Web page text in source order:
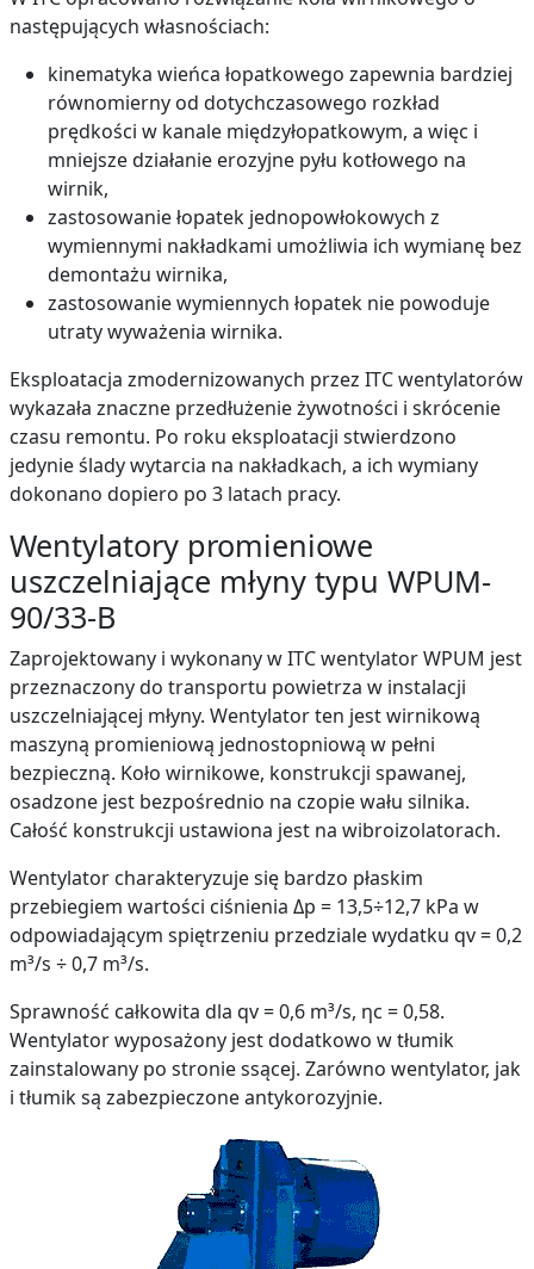
następujących własnościach:
kinematyka wieńca łopatkowego zapewnia bardziej
równomierny od dotychczasowego rozkład
prędkości w kanale międzyłopatkowym, a więc i
mniejsze działanie erozyjne pyłu kotłowego na
wirnik,
zastosowanie łopatek jednopowłokowych z
wymiennymi nakładkami umożliwia ich wymianę bez
demontażu wirnika,
zastosowanie wymiennych łopatek nie powoduje
utraty wyważenia wirnika.
Eksploatacja zmodernizowanych przez ITC wentylatorów
wykazała znaczne przedłużenie żywotności i skrócenie
czasu remontu. Po roku eksploatacji stwierdzono
jedynie ślady wytarcia na nakładkach, a ich wymiany
dokonano dopiero po 3 latach pracy.
Wentylatory promieniowe
uszczelniające młyny typu WPUM-
90/33-B
Zaprojektowany i wykonany w ITC wentylator WPUM jest
przeznaczony do transportu powietrza w instalacji
uszczelniającej młyny. Wentylator ten jest wirnikową
maszyną promieniową jednostopniową w pełni
bezpieczną. Koło wirnikowe, konstrukcji spawanej,
osadzone jest bezpośrednio na czopie wału silnika.
Całość konstrukcji ustawiona jest na wibroizolatorach.
Wentylator charakteryzuje się bardzo płaskim
przebiegiem wartości ciśnienia Δp = 13,5÷12,7 kPa w
odpowiadającym spiętrzeniu przedziale wydatku qv = 0,2
m³/s ÷ 0,7 m³/s.
Sprawność całkowita dla qv = 0,6 m³/s, ηc = 0,58.
Wentylator wyposażony jest dodatkowo w tłumik
zainstalowany po stronie ssącej. Zarówno wentylator, jak
i tłumik są zabezpieczone antykorozyjnie.